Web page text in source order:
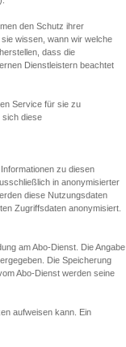
den Schutz ihrer
wissen, wann wir welche
dass die
Dienstleistern beachtet
Service für sie zu
sich diese
zu diesen
in anonymisierter
diese Nutzungsdaten
Zugriffsdaten anonymisiert.
am Abo-Dienst. Die Angabe
Die Speicherung
Abo-Dienst werden seine
aufweisen kann. Ein